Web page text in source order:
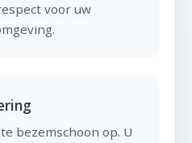
voor uw
bezemschoon op. U